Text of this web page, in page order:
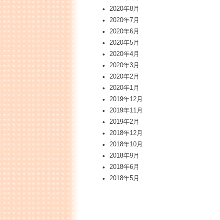
2020年8月
2020年7月
2020年6月
2020年5月
2020年4月
2020年3月
2020年2月
2020年1月
2019年12月
2019年11月
2019年2月
2018年12月
2018年10月
2018年9月
2018年6月
2018年5月